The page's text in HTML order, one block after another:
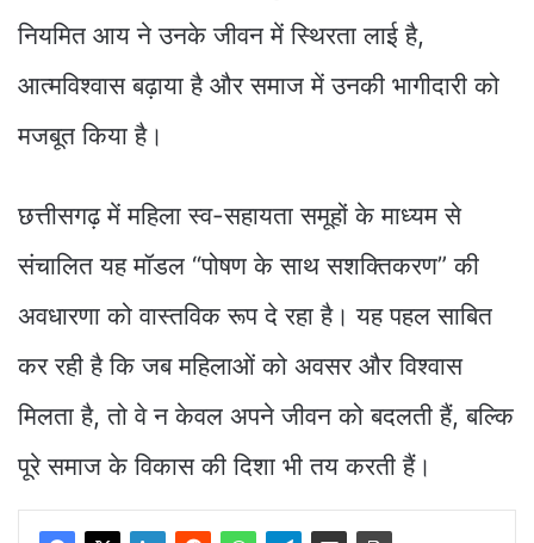
नियमित आय ने उनके जीवन में स्थिरता लाई है,
आत्मविश्वास बढ़ाया है और समाज में उनकी भागीदारी को
मजबूत किया है।
छत्तीसगढ़ में महिला स्व-सहायता समूहों के माध्यम से
संचालित यह मॉडल “पोषण के साथ सशक्तिकरण” की
अवधारणा को वास्तविक रूप दे रहा है। यह पहल साबित
कर रही है कि जब महिलाओं को अवसर और विश्वास
मिलता है, तो वे न केवल अपने जीवन को बदलती हैं, बल्कि
पूरे समाज के विकास की दिशा भी तय करती हैं।